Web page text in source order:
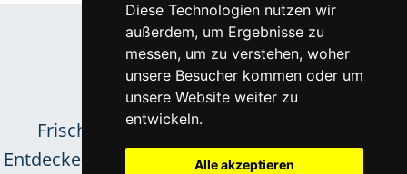
Diese Technologien nutzen wir
außerdem, um Ergebnisse zu
messen, um zu verstehen, woher
unsere Besucher kommen oder um
unsere Website weiter zu
entwickeln.
Alle akzeptieren
Aus der Optik-Welt
Trends &
Neuigkeiten
Frische Inspirationen für das Sortiment.
Entdecken Sie neue Kollektionen und innovative